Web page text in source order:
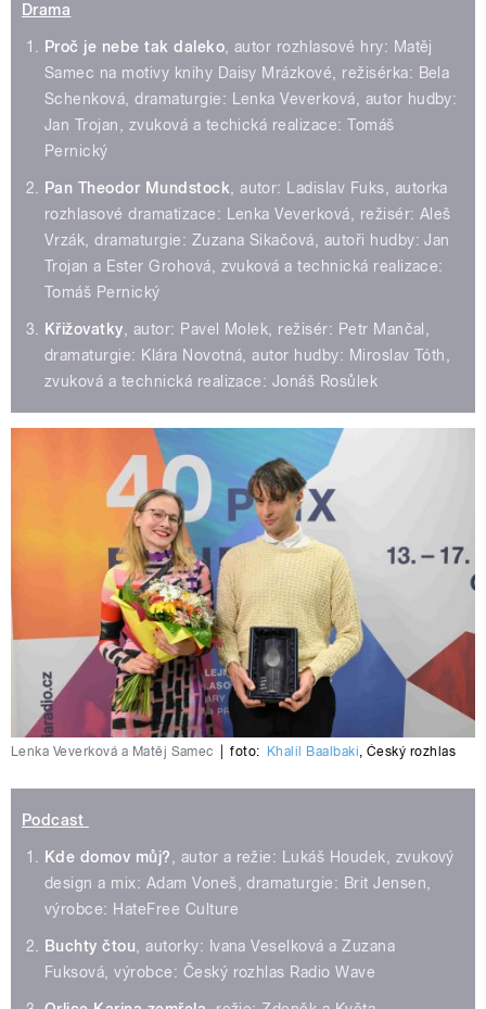
Drama
Proč je nebe tak daleko , autor rozhlasové hry: Matěj
Samec na motivy knihy Daisy Mrázkové, režisérka: Bela
Schenková, dramaturgie: Lenka Veverková, autor hudby:
Jan Trojan, zvuková a techická realizace: Tomáš
Pernický
Pan Theodor Mundstock , autor: Ladislav Fuks, autorka
rozhlasové dramatizace: Lenka Veverková, režisér: Aleš
Vrzák, dramaturgie: Zuzana Sikačová, autoři hudby: Jan
Trojan a Ester Grohová, zvuková a technická realizace:
Tomáš Pernický
Křižovatky , autor: Pavel Molek, režisér: Petr Mančal,
dramaturgie: Klára Novotná, autor hudby: Miroslav Tóth,
zvuková a technická realizace: Jonáš Rosůlek
Lenka Veverková a Matěj Samec foto: Khalil Baalbaki, Český rozhlas
Podcast
Kde domov můj?, autor a režie: Lukáš Houdek, zvukový
design a mix: Adam Voneš, dramaturgie: Brit Jensen,
výrobce: HateFree Culture
Buchty čtou, autorky: Ivana Veselková a Zuzana
Fuksová, výrobce: Český rozhlas Radio Wave